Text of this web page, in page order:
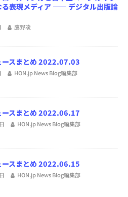
る表現メディア ―― デジタル出版論
鷹野凌
ースまとめ 2022.07.03
HON.jp News Blog編集部
ースまとめ 2022.06.17
HON.jp News Blog編集部
ースまとめ 2022.06.15
HON.jp News Blog編集部